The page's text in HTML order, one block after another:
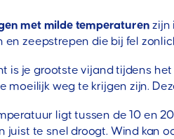
met milde temperaturen zijn
en zeepstrepen die bij fel
is je grootste vijand tijdens
moeilijk weg te krijgen zijn.
ligt tussen de 10 en
juist te snel droogt. Wind kan